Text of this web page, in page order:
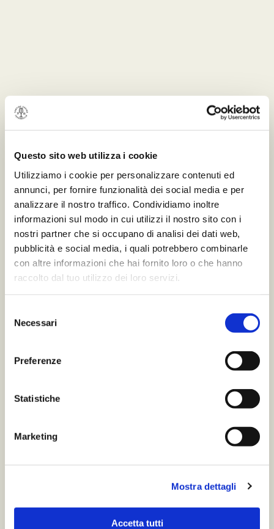
Questo sito web utilizza i cookie
Utilizziamo i cookie per personalizzare contenuti ed
annunci, per fornire funzionalità dei social media e per
analizzare il nostro traffico. Condividiamo inoltre
informazioni sul modo in cui utilizzi il nostro sito con i
nostri partner che si occupano di analisi dei dati web,
pubblicità e social media, i quali potrebbero combinarle
con altre informazioni che hai fornito loro o che hanno
raccolto dal tuo utilizzo dei loro servizi.
delNecessari
Preferenze
Statistiche
Marketing
Mostra dettagli
Accetta tutti